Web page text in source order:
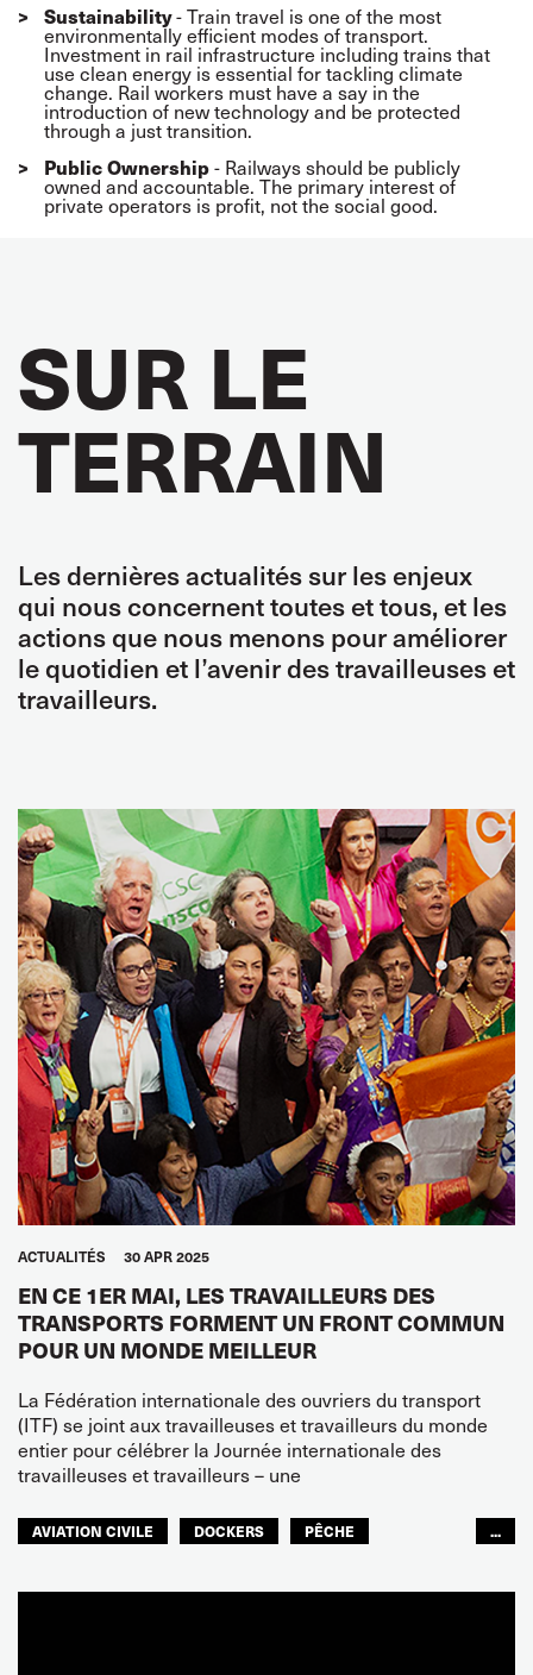
Sustainability- Train travel is one of the most
environmentally efficient modes of transport.
Investment in rail infrastructure including trains that
use clean energy is essential for tackling climate
change. Rail workers must have a say in the
introduction of new technology and be protected
through a just transition.
Public Ownership- Railways should be publicly
owned and accountable. The primary interest of
private operators is profit, not the social good.
SUR LE
TERRAIN
Les dernières actualités sur les enjeux
qui nous concernent toutes et tous, et les
actions que nous menons pour améliorer
le quotidien et l’avenir des travailleuses et
travailleurs.
ACTUALITÉS 30 APR 2025
EN CE 1ER MAI, LES TRAVAILLEURS DES
TRANSPORTS FORMENT UN FRONT COMMUN
POUR UN MONDE MEILLEUR
La Fédération internationale des ouvriers du transport
(ITF) se joint aux travailleuses et travailleurs du monde
entier pour célébrer la Journée internationale des
travailleuses et travailleurs – une
AVIATION CIVILE DOCKERS
PÊCHE
...